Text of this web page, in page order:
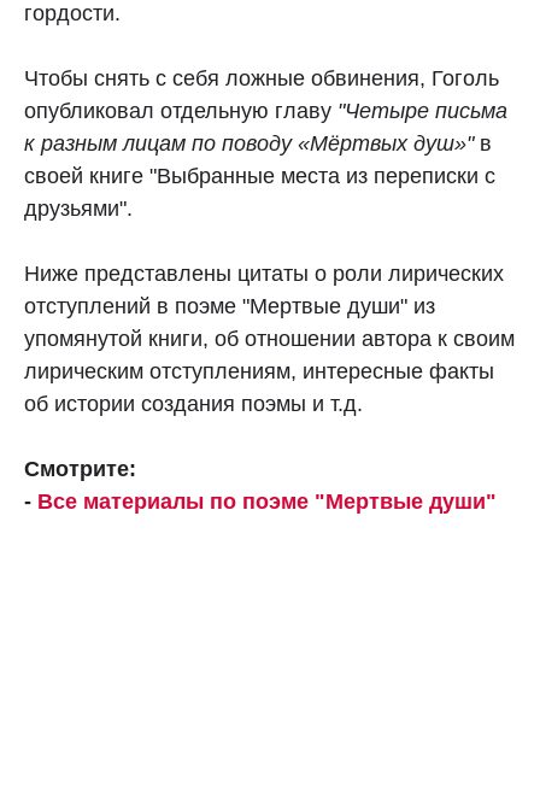
гордости.
Чтобы снять с себя ложные обвинения, Гоголь
опубликовал отдельную главу "Четыре письма
к разным лицам по поводу «Мёртвых душ»"в
своей книге "Выбранные места из переписки с
друзьями".
Ниже представлены цитаты о роли лирических
отступлений в поэме "Мертвые души" из
упомянутой книги, об отношении автора к своим
лирическим отступлениям, интересные факты
об истории создания поэмы и т.д.
Смотрите:
- Все материалы по поэме "Мертвые души"